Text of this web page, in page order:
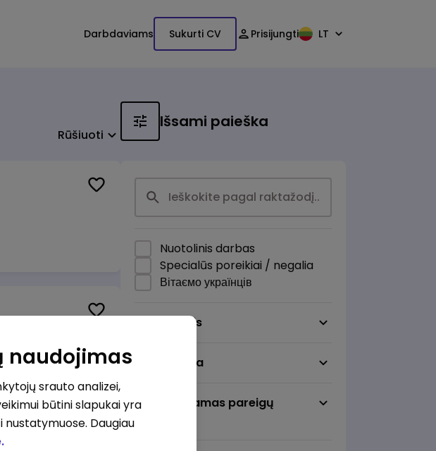
Darbdaviams Sukurti CV Prisijungti LT
Rūšiuoti
Išsami paieška
Nuotolinis darbas
Specialūs poreikiai / negalia
Вітаємо українців
Darbo sritis
Darbo vieta
Pageidaujamas pareigų
naudojimas
srauto analizei,
būtini slapukai yra
Daugiau